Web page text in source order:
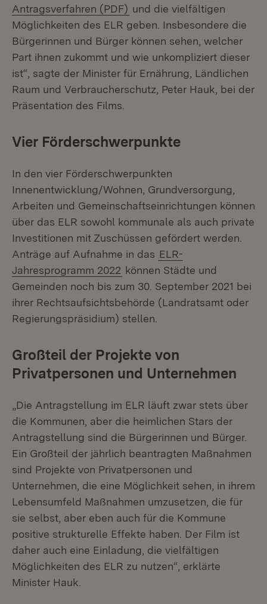
Antragsverfahren (PDF) (Öffnet in neuem Fenster)
und die vielfältigen
Möglichkeiten des ELR geben. Insbesondere die
Bürgerinnen und Bürger können sehen, welcher
Part ihnen zukommt und wie unkompliziert dieser
ist“, sagte der Minister für Ernährung, Ländlichen
Raum und Verbraucherschutz, Peter Hauk, bei der
Präsentation des Films.
Vier Förderschwerpunkte
In den vier Förderschwerpunkten
Innenentwicklung/Wohnen, Grundversorgung,
Arbeiten und Gemeinschaftseinrichtungen können
über das ELR sowohl kommunale als auch private
Investitionen mit Zuschüssen gefördert werden.
Anträge auf Aufnahme in das ELR-
Jahresprogramm 2022 können Städte und
Gemeinden noch bis zum 30. September 2021 bei
ihrer Rechtsaufsichtsbehörde (Landratsamt oder
Regierungspräsidium) stellen.
Großteil der Projekte von
Privatpersonen und Unternehmen
„Die Antragstellung im ELR läuft zwar stets über
die Kommunen, aber die heimlichen Stars der
Antragstellung sind die Bürgerinnen und Bürger.
Ein Großteil der jährlich beantragten Maßnahmen
sind Projekte von Privatpersonen und
Unternehmen, die eine Möglichkeit sehen, in ihrem
Lebensumfeld Maßnahmen umzusetzen, die für
sie selbst, aber eben auch für die Kommune
positive strukturelle Effekte haben. Der Film ist
daher auch eine Einladung, die vielfältigen
Möglichkeiten des ELR zu nutzen“, erklärte
Minister Hauk.